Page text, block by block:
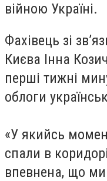
війною Україні.
Фахівець зі
Києва Інна
перші тижні
облоги
«У якийсь
спали в
впевнена, що